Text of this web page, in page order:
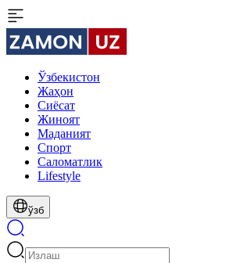
Ўзбекистон
Жаҳон
Сиёсат
Жиноят
Маданият
Спорт
Cаломатлик
Lifestyle
ўзб